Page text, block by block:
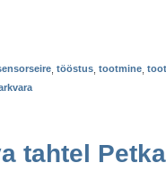
tööstus tootmine
tahtel